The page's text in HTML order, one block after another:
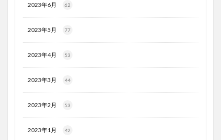
2023年6月 62
2023年5月 77
2023年4月 53
2023年3月 44
2023年2月 53
2023年1月 42